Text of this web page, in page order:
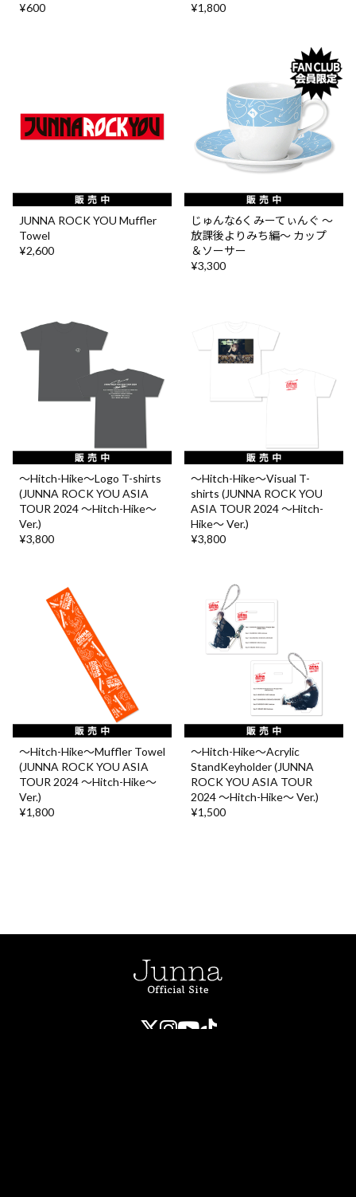
¥600
¥1,800
JUNNA ROCK YOU Muffler
Towel
¥2,600
じゅんな6くみーてぃんぐ 〜
放課後よりみち編〜 カップ
＆ソーサー
¥3,300
〜Hitch-Hike〜Logo T-shirts
(JUNNA ROCK YOU ASIA
TOUR 2024 ～Hitch-Hike～
Ver.)
¥3,800
〜Hitch-Hike〜Visual T-
shirts (JUNNA ROCK YOU
ASIA TOUR 2024 ～Hitch-
Hike～ Ver.)
¥3,800
〜Hitch-Hike〜Muffler Towel
(JUNNA ROCK YOU ASIA
TOUR 2024 ～Hitch-Hike～
Ver.)
¥1,800
〜Hitch-Hike〜Acrylic
StandKeyholder (JUNNA
ROCK YOU ASIA TOUR
2024 ～Hitch-Hike～ Ver.)
¥1,500